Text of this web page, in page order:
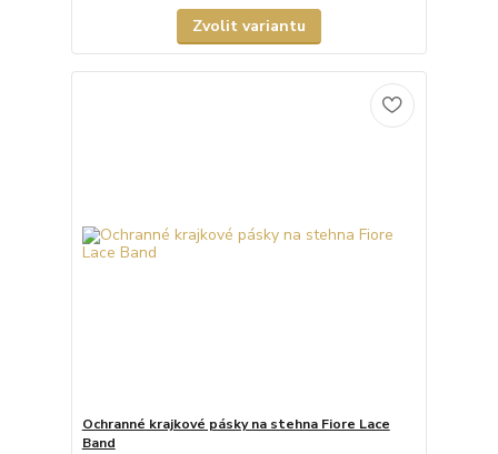
Zvolit variantu
Ochranné krajkové pásky na stehna Fiore Lace
Band